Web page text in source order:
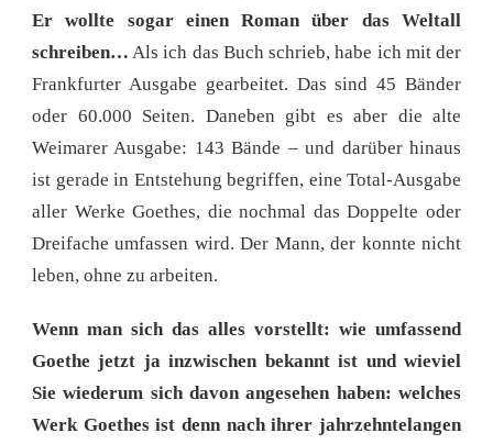
Er wollte sogar einen Roman über das Weltall
schreiben… Als ich das Buch schrieb, habe ich mit der
Frankfurter Ausgabe gearbeitet. Das sind 45 Bänder
oder 60.000 Seiten. Daneben gibt es aber die alte
Weimarer Ausgabe: 143 Bände – und darüber hinaus
ist gerade in Entstehung begriffen, eine Total-Ausgabe
aller Werke Goethes, die nochmal das Doppelte oder
Dreifache umfassen wird. Der Mann, der konnte nicht
leben, ohne zu arbeiten.
Wenn man sich das alles vorstellt: wie umfassend
Goethe jetzt ja inzwischen bekannt ist und wieviel
Sie wiederum sich davon angesehen haben: welches
Werk Goethes ist denn nach ihrer jahrzehntelangen